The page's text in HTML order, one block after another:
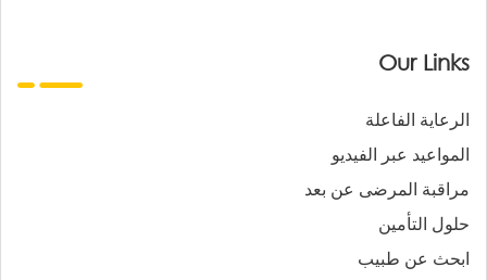
Our Links
الرعاية الفاعلة
المواعيد عبر الفيديو
مراقبة المرضى عن بعد
حلول التأمين
ابحث عن طبيب